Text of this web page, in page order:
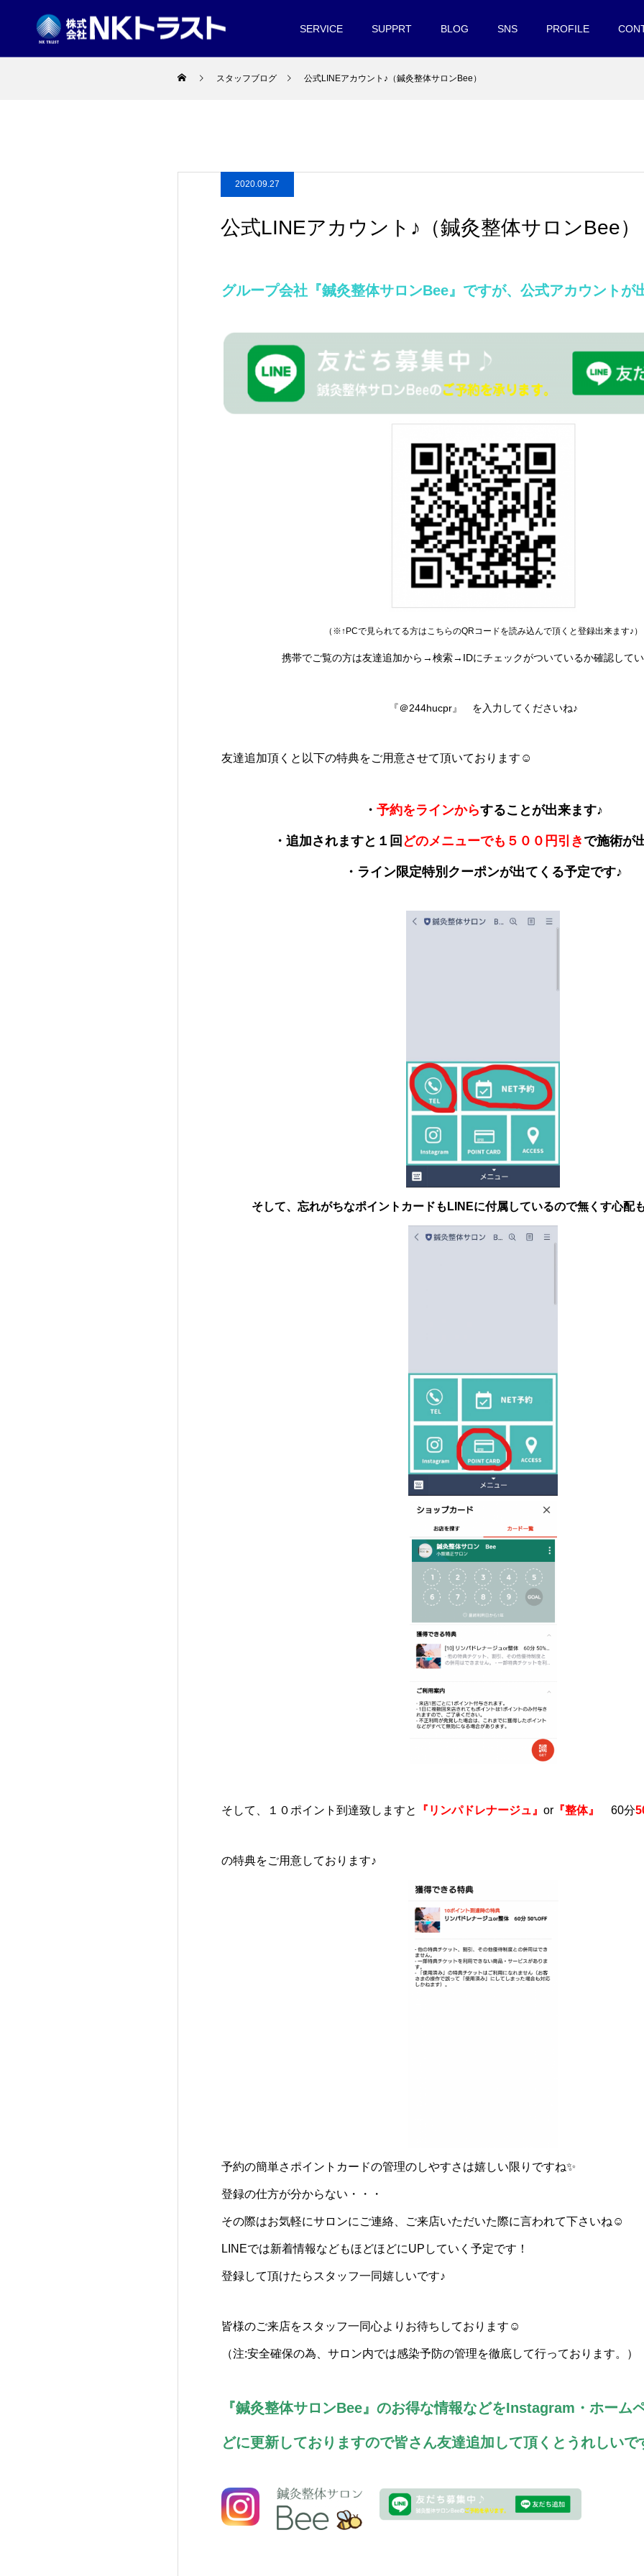
SERVICE SUPPRT BLOG SNS PROFILE
スタッフブログ 公式LINEアカウント♪（鍼灸整体サロンBee）
2020.09.27
公式LINEアカウント♪（鍼灸整体サロンBee）
グループ会社『鍼灸整体サロンBee』ですが、公式アカウントが
（※↑PCで見られてる方はこちらのQRコードを読み込んで頂くと登録出来ます♪）
携帯でご覧の方は友達追加から→検索→IDにチェックがついているか確認して
『＠244hucpr』 を入力してくださいね♪
友達追加頂くと以下の特典をご用意させて頂いております☺
・ 予約をラインからすることが出来ます♪
・追加されますと１回 どのメニューでも５００円引き で施術が
・ライン限定特別クーポンが出てくる予定です♪
そして、忘れがちなポイントカードもLINEに付属しているので無くす心配
そして、１０ポイント到達致しますと 『リンパドレナージュ』 or 『整体』 60分
の特典をご用意しております♪
予約の簡単さポイントカードの管理のしやすさは嬉しい限りですね✨
登録の仕方が分からない・・・
その際はお気軽にサロンにご連絡、ご来店いただいた際に言われて下さいね☺
LINEでは新着情報などもほどほどにUPしていく予定です！
登録して頂けたらスタッフ一同嬉しいです♪
皆様のご来店をスタッフ一同心よりお待ちしております☺
（注:安全確保の為、サロン内では感染予防の管理を徹底して行っております。）
『鍼灸整体サロンBee』のお得な情報などをInstagram・ホーム
どに更新しておりますので皆さん友達追加して頂くとうれしいで